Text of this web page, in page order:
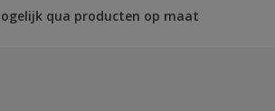
qua producten op maat